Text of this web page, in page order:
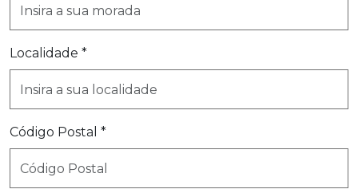
Localidade *
Código Postal *